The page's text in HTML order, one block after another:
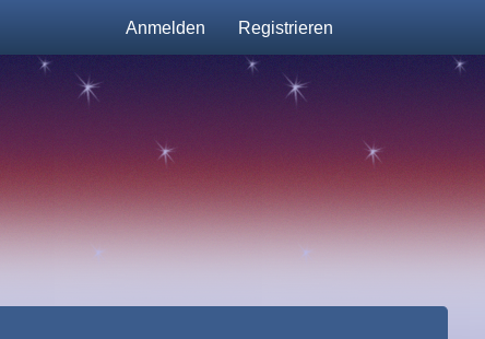
Anmelden Registrieren